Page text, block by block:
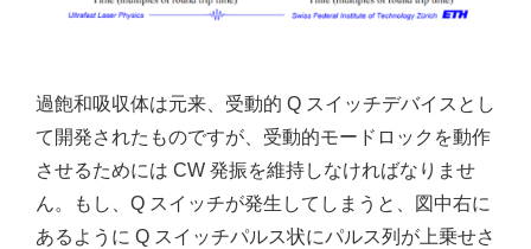
過飽和吸収体は元来、受動的 Q スイッチデバイスとし
て開発されたものですが、受動的モードロックを動作
させるためには CW 発振を維持しなければなりませ
ん。もし、Q スイッチが発生してしまうと、図中右に
あるように Q スイッチパルス状にパルス列が上乗せさ